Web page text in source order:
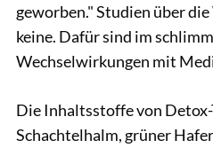
geworben." Studien über
keine. Dafür sind im
Wechselwirkungen mit
Die Inhaltsstoffe von Detox-
Schachtelhalm, grüner